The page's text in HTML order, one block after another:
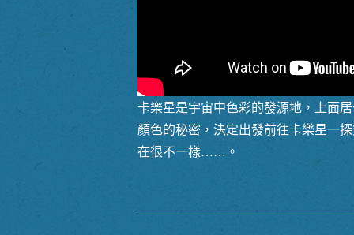
卡樂星是宇宙中色彩的發源地，上面
顏色的秘密，決定出發前往卡樂星一
在很不一樣……。